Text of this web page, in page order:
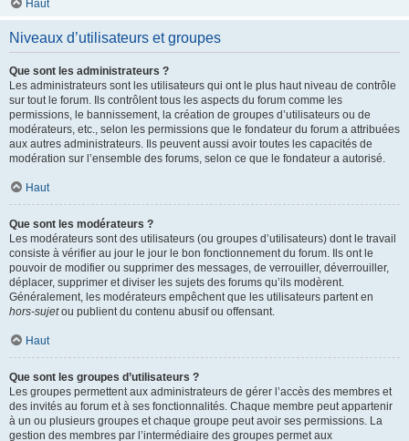
Haut
Niveaux d’utilisateurs et groupes
Que sont les administrateurs ?
Les administrateurs sont les utilisateurs qui ont le plus haut niveau de contrôle
sur tout le forum. Ils contrôlent tous les aspects du forum comme les
permissions, le bannissement, la création de groupes d’utilisateurs ou de
modérateurs, etc., selon les permissions que le fondateur du forum a attribuées
aux autres administrateurs. Ils peuvent aussi avoir toutes les capacités de
modération sur l’ensemble des forums, selon ce que le fondateur a autorisé.
Haut
Que sont les modérateurs ?
Les modérateurs sont des utilisateurs (ou groupes d’utilisateurs) dont le travail
consiste à vérifier au jour le jour le bon fonctionnement du forum. Ils ont le
pouvoir de modifier ou supprimer des messages, de verrouiller, déverrouiller,
déplacer, supprimer et diviser les sujets des forums qu’ils modèrent.
Généralement, les modérateurs empêchent que les utilisateurs partent en
hors-sujetou publient du contenu abusif ou offensant.
Haut
Que sont les groupes d’utilisateurs ?
Les groupes permettent aux administrateurs de gérer l’accès des membres et
des invités au forum et à ses fonctionnalités. Chaque membre peut appartenir
à un ou plusieurs groupes et chaque groupe peut avoir ses permissions. La
gestion des membres par l’intermédiaire des groupes permet aux